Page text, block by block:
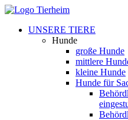
UNSERE TIERE
Hunde
große Hunde
mittlere
kleine Hunde
Hunde für